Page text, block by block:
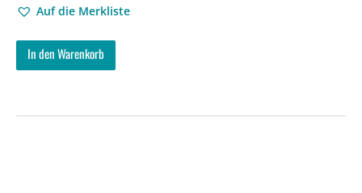
Auf die Merkliste
In den Warenkorb